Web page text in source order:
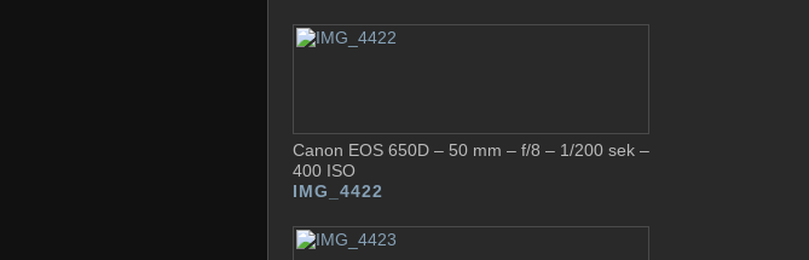
Canon EOS 650D – 50 mm – f/8 – 1/200 sek –
400 ISO
IMG_4422